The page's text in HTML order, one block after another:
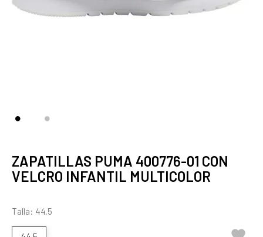
ZAPATILLAS PUMA 400776-01 CON
VELCRO INFANTIL MULTICOLOR
Talla: 44.5